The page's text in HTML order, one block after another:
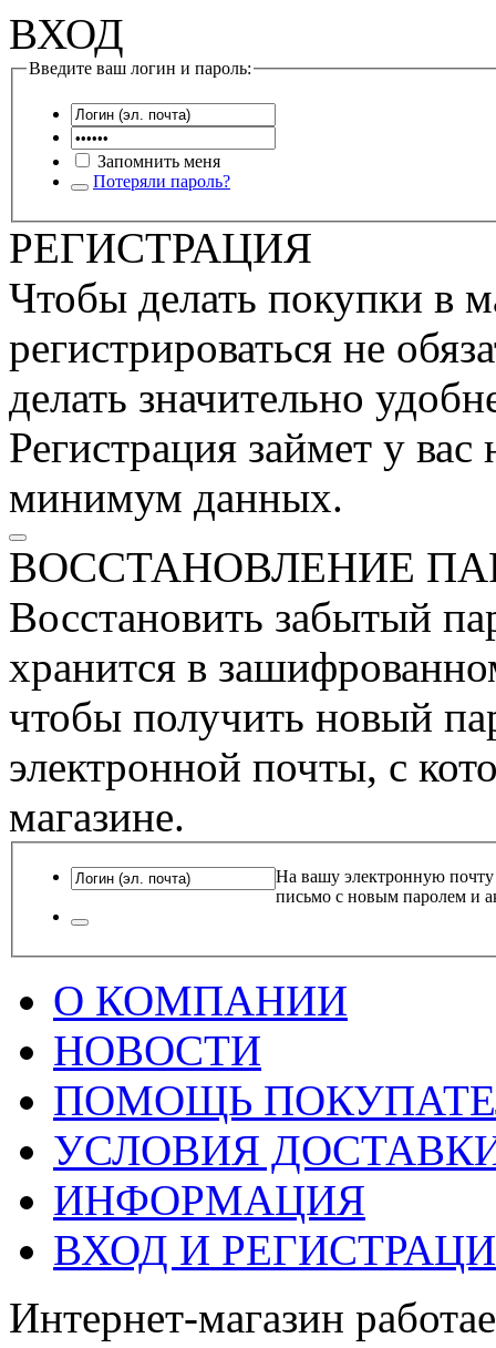
ВХОД
Введите ваш логин и пароль:
Запомнить меня
Потеряли пароль?
РЕГИСТРАЦИЯ
Чтобы делать покупки в
регистрироваться не
делать значительно
Регистрация займет у
минимум данных.
ВОССТАНОВЛЕНИЕ
Восстановить забытый
хранится в
чтобы получить новый
электронной почты, с
магазине.
На вашу электронную почту
письмо с новым паролем и
О КОМПАНИИ
НОВОСТИ
ПОМОЩЬ
УСЛОВИЯ
ИНФОРМАЦИЯ
ВХОД И
Интернет-магазин